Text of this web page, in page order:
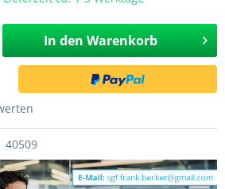
In den Warenkorb
40509